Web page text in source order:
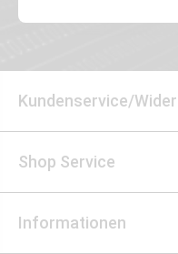
Kundenservice/
Shop Service
Informationen